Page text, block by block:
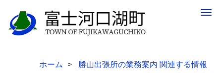
ホーム
勝山出張所の業務案内 関連する情報